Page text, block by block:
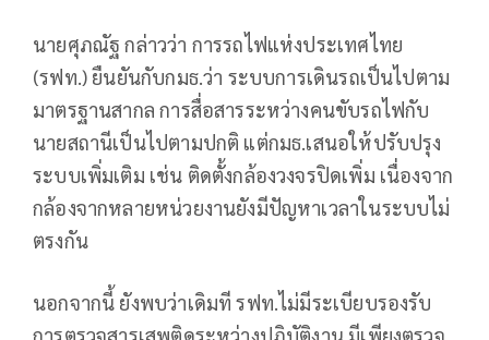
นายศุภณัฐ กล่าวว่า การรถไฟแห่งประเทศไทย
(รฟท.) ยืนยันกับกมธ.ว่า ระบบการเดินรถเป็นไปตาม
มาตรฐานสากล การสื่อสารระหว่างคนขับรถไฟกับ
นายสถานีเป็นไปตามปกติ แต่กมธ.เสนอให้ปรับปรุง
ระบบเพิ่มเติม เช่น ติดตั้งกล้องวงจรปิดเพิ่ม เนื่องจาก
กล้องจากหลายหน่วยงานยังมีปัญหาเวลาในระบบไม่
ตรงกัน
นอกจากนี้ ยังพบว่าเดิมที รฟท.ไม่มีระเบียบรองรับ
การตรวจสารเสพติดระหว่างปฏิบัติงาน มีเพียงตรวจ